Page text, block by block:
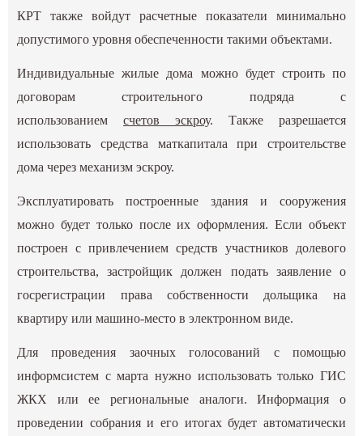
КРТ также войдут расчетные показатели минимально
допустимого уровня обеспеченности такими объектами.
Индивидуальные жилые дома можно будет строить по
договорам строительного подряда с
использованиемсчетов эскроу. Также разрешается
использовать средства маткапитала при строительстве
дома через механизм эскроу.
Эксплуатировать построенные здания и сооружения
можно будет только после их оформления. Если объект
построен с привлечением средств участников долевого
строительства, застройщик должен подать заявление о
госрегистрации права собственности дольщика на
квартиру или машино-место в электронном виде.
Для проведения заочных голосований с помощью
информсистем с марта нужно использовать только ГИС
ЖКХ или ее региональные аналоги. Информация о
проведении собрания и его итогах будет автоматически